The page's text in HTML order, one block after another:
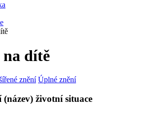
dítě
znění Úplné znění
životní situace